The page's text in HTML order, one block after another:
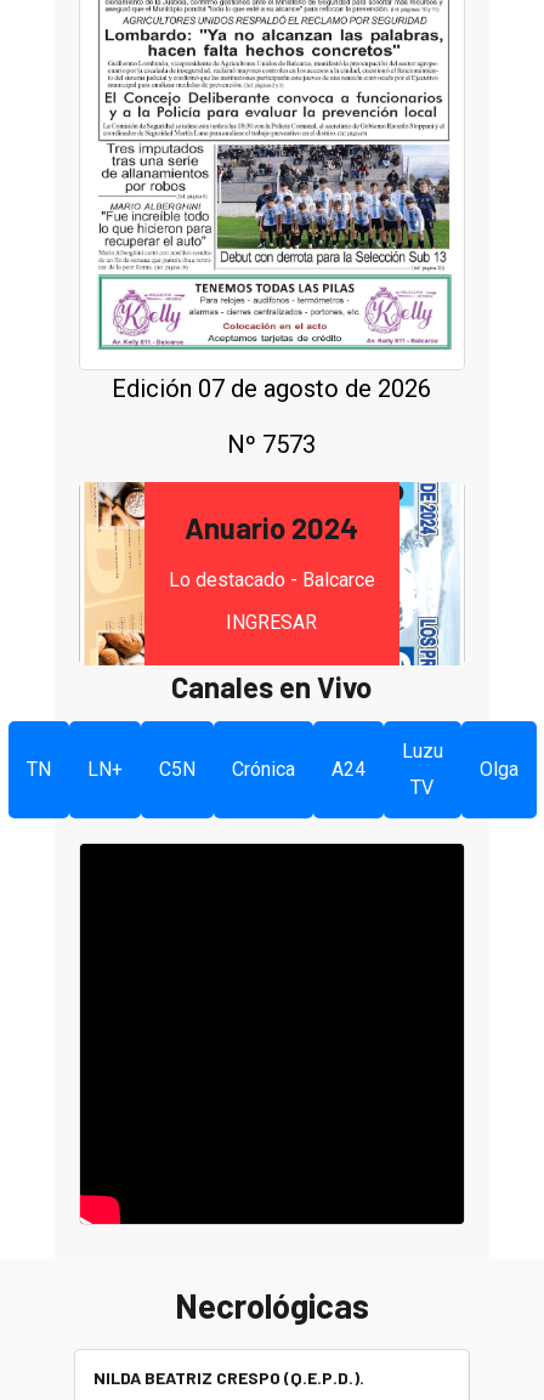
Edición 07 de agosto de 2026
Nº 7573
Anuario 2024
Lo destacado - Balcarce
INGRESAR
Canales en Vivo
TN LN+ C5N Crónica A24
Luzu
TV
Olga
Necrológicas
NILDA BEATRIZ CRESPO (Q.E.P.D.).